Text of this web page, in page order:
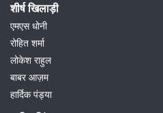
शीर्ष खिलाड़ी
एमएस धोनी
रोहित शर्मा
लोकेश राहुल
बाबर आज़म
हार्दिक पंड्या